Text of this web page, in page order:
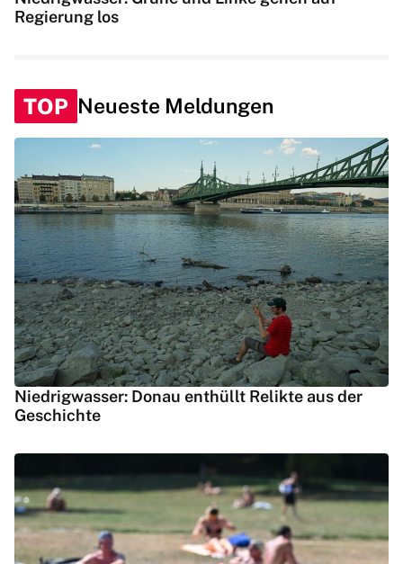
Regierung los
TOP Neueste Meldungen
Niedrigwasser: Donau enthüllt Relikte aus der
Geschichte